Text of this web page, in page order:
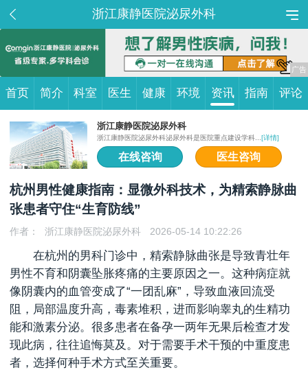
浙江康静医院泌尿外科
首页 简介 科室 医生 健康 环境 资讯 指南 评论
浙江康静医院泌尿外科
浙江康静医院泌尿外科泌尿外科是医院重点建设学科... [详情]
在线咨询 医生咨询
杭州男性健康指南：显微外科技术，为精索静脉曲
张患者守住“生育防线”
作者： 浙江康静医院泌尿外科 2026-05-14 10:22:26
在杭州的男科门诊中，精索静脉曲张是导致青壮年
男性不育和阴囊坠胀疼痛的主要原因之一。这种病症就
像阴囊内的血管变成了“一团乱麻”，导致血液回流受
阻，局部温度升高，毒素堆积，进而影响睾丸的生精功
能和激素分泌。很多患者在备孕一两年无果后检查才发
现此病，往往追悔莫及。对于需要手术干预的中重度患
者，选择何种手术方式至关重要。